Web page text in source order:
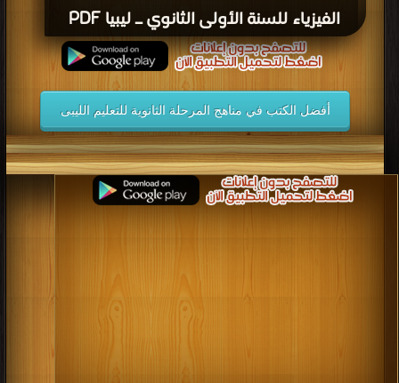
الفيزياء للسنة الأولى الثانوي ـ ليبيا PDF
أفضل الكتب في مناهج المرحلة الثانوية للتعليم الليبى